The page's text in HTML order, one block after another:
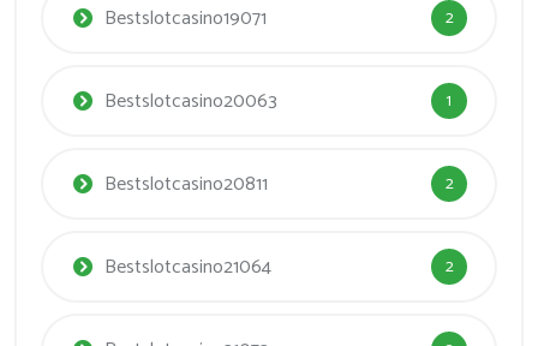
Bestslotcasino19071 2
Bestslotcasino20063 1
Bestslotcasino20811 2
Bestslotcasino21064 2